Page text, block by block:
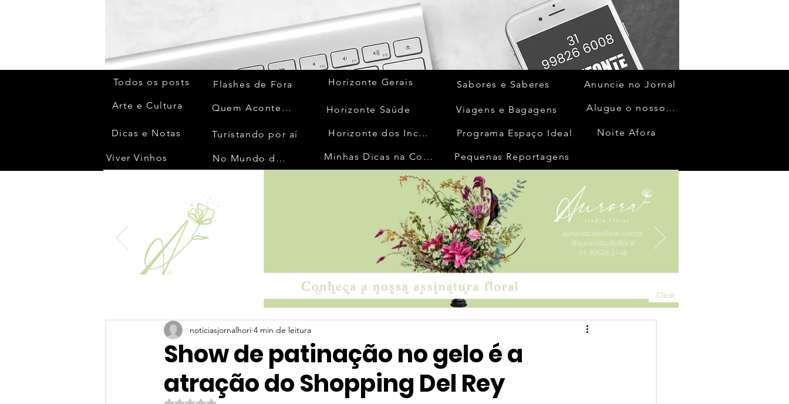
Todos os posts
Arte e Cultura
Dicas e Notas
Viver Vinhos
Flashes de Fora
Quem Acontece
Turistando por aí
No Mundo da Moda
Horizonte Gerais
Horizonte Saúde
Horizonte dos Inconfidentes
Minhas Dicas na Cozinha
Sabores e Saberes
Viagens e Bagagens
Programa Espaço Ideal
Anuncie no Jornal
Alugue o nosso espaço
Noite Afora
Pequenas Reportagens
Clicar
Show de patinação no gelo é a
atração do Shopping Del Rey
noticiasjornalhori 4 min de leitura